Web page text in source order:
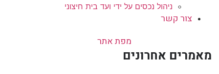
ניהול נכסים על ידי ועד בית חיצוני
צור קשר
מפת אתר
מאמרים אחרונים